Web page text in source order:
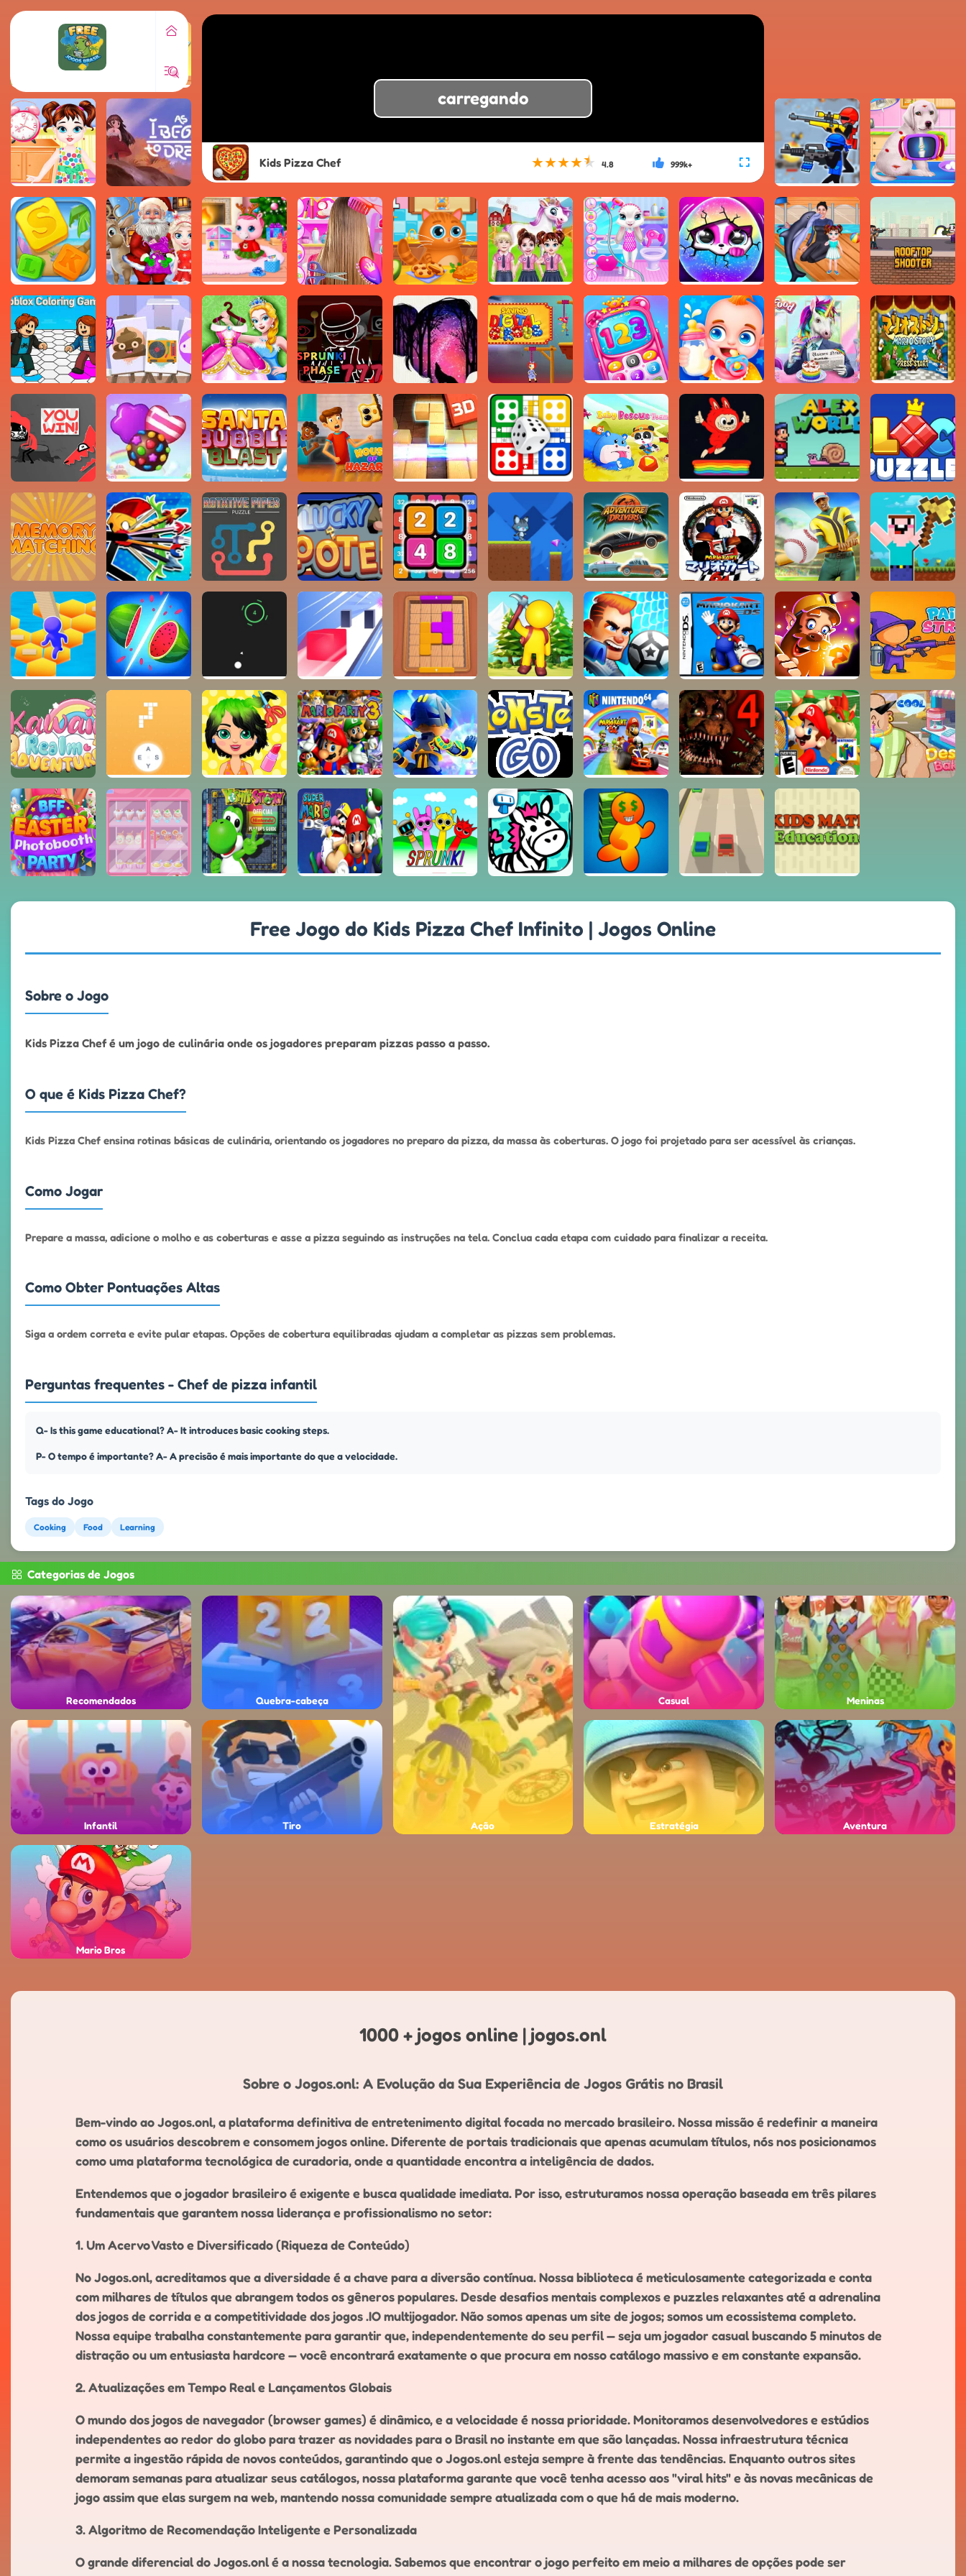
carregando
Kids Pizza Chef ★★★★★ 4.8 999k+
Free Jogo do Kids Pizza Chef Infinito | Jogos Online
Sobre o Jogo
Kids Pizza Chef é um jogo de culinária onde os jogadores preparam pizzas passo a passo.
O que é Kids Pizza Chef?
Kids Pizza Chef ensina rotinas básicas de culinária, orientando os jogadores no preparo da pizza, da massa às coberturas. O jogo foi projetado para ser acessível às crianças.
Como Jogar
Prepare a massa, adicione o molho e as coberturas e asse a pizza seguindo as instruções na tela. Conclua cada etapa com cuidado para finalizar a receita.
Como Obter Pontuações Altas
Siga a ordem correta e evite pular etapas. Opções de cobertura equilibradas ajudam a completar as pizzas sem problemas.
Perguntas frequentes - Chef de pizza infantil
Q- Is this game educational? A- It introduces basic cooking steps.
P- O tempo é importante? A- A precisão é mais importante do que a velocidade.
Tags do Jogo
Cooking Food Learning
Categorias de Jogos
Recomendados Quebra-cabeça
Ação
Casual Meninas
Infantil Tiro Estratégia Aventura
Mario Bros
1000 + jogos online | jogos.onl
Sobre o Jogos.onl: A Evolução da Sua Experiência de Jogos Grátis no Brasil
Bem-vindo ao Jogos.onl, a plataforma definitiva de entretenimento digital focada no mercado brasileiro. Nossa missão é redefinir a maneira
como os usuários descobrem e consomem jogos online. Diferente de portais tradicionais que apenas acumulam títulos, nós nos posicionamos
como uma plataforma tecnológica de curadoria, onde a quantidade encontra a inteligência de dados.
Entendemos que o jogador brasileiro é exigente e busca qualidade imediata. Por isso, estruturamos nossa operação baseada em três pilares
fundamentais que garantem nossa liderança e profissionalismo no setor:
1. Um Acervo Vasto e Diversificado (Riqueza de Conteúdo)
No Jogos.onl, acreditamos que a diversidade é a chave para a diversão contínua. Nossa biblioteca é meticulosamente categorizada e conta
com milhares de títulos que abrangem todos os gêneros populares. Desde desafios mentais complexos e puzzles relaxantes até a adrenalina
dos jogos de corrida e a competitividade dos jogos .IO multijogador. Não somos apenas um site de jogos; somos um ecossistema completo.
Nossa equipe trabalha constantemente para garantir que, independentemente do seu perfil — seja um jogador casual buscando 5 minutos de
distração ou um entusiasta hardcore — você encontrará exatamente o que procura em nosso catálogo massivo e em constante expansão.
2. Atualizações em Tempo Real e Lançamentos Globais
O mundo dos jogos de navegador (browser games) é dinâmico, e a velocidade é nossa prioridade. Monitoramos desenvolvedores e estúdios
independentes ao redor do globo para trazer as novidades para o Brasil no instante em que são lançadas. Nossa infraestrutura técnica
permite a ingestão rápida de novos conteúdos, garantindo que o Jogos.onl esteja sempre à frente das tendências. Enquanto outros sites
demoram semanas para atualizar seus catálogos, nossa plataforma garante que você tenha acesso aos "viral hits" e às novas mecânicas de
jogo assim que elas surgem na web, mantendo nossa comunidade sempre atualizada com o que há de mais moderno.
3. Algoritmo de Recomendação Inteligente e Personalizada
O grande diferencial do Jogos.onl é a nossa tecnologia. Sabemos que encontrar o jogo perfeito em meio a milhares de opções pode ser